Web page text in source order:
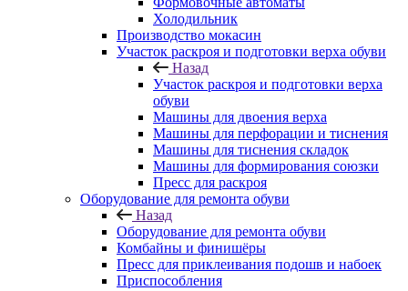
Холодильник
Производство мокасин
Участок раскроя и подготовки верха обуви
Назад
Участок раскроя и подготовки верха
обуви
Машины для двоения верха
Машины для перфорации и тиснения
Машины для тиснения складок
Машины для формирования союзки
Пресс для раскроя
Оборудование для ремонта обуви
Назад
Оборудование для ремонта обуви
Комбайны и финишёры
Пресс для приклеивания подошв и набоек
Приспособления